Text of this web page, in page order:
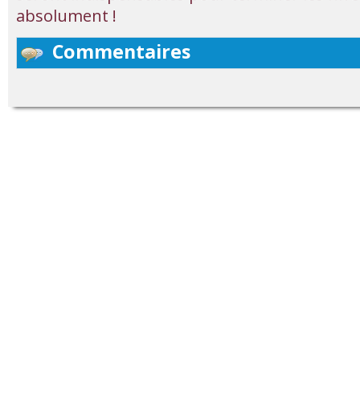
absolument !
Commentaires